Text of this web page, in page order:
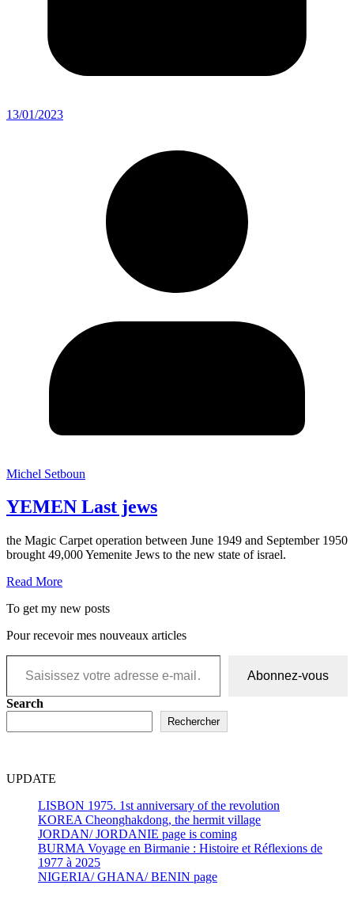
13/01/2023
Michel Setboun
YEMEN Last jews
the Magic Carpet operation between June 1949 and September 1950
brought 49,000 Yemenite Jews to the new state of israel.
Read More
To get my new posts
Pour recevoir mes nouveaux articles
Abonnez-vous
Search
Rechercher
UPDATE
LISBON 1975. 1st anniversary of the revolution
KOREA Cheonghakdong, the hermit village
JORDAN/ JORDANIE page is coming
BURMA Voyage en Birmanie : Histoire et Réflexions de
1977 à 2025
NIGERIA/ GHANA/ BENIN page